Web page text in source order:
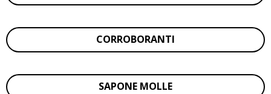
CORROBORANTI
SAPONE MOLLE